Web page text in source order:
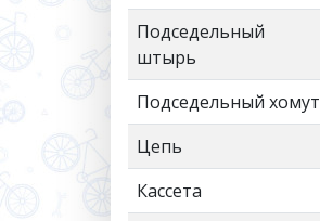
Подседельный
штырь
Подседельный хомут
Цепь
Кассета